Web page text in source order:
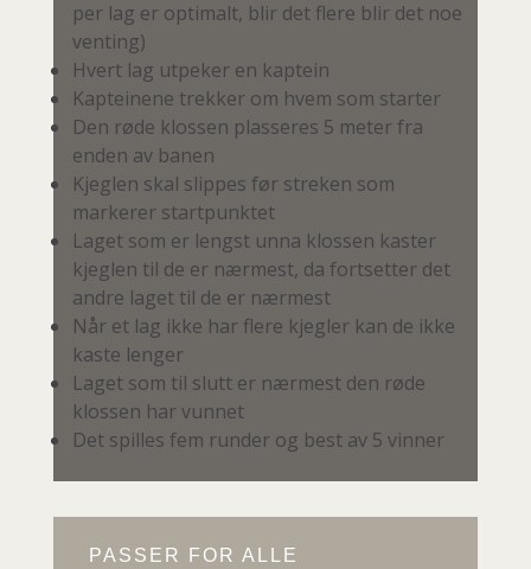
per lag er optimalt, blir det flere blir det noe
venting)
Hvert lag utpeker en kaptein
Kapteinene trekker om hvem som starter
Den røde klossen plasseres 5 meter fra
enden av banen
Kjeglen skal slippes før streken som
markerer startpunktet
Laget som er lengst unna klossen kaster
kjeglen til de er nærmest, da fortsetter det
andre laget til de er nærmest
Når et lag ikke har flere kjegler kan de ikke
kaste lenger
Laget som til slutt er nærmest den røde
klossen har vunnet
Det spilles fem runder og best av 5 vinner
PASSER FOR ALLE